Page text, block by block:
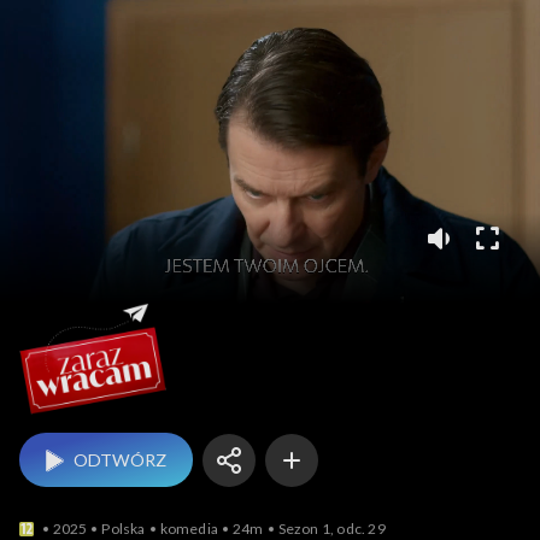
ODTWÓRZ
2025 Polska komedia 24m Sezon 1, odc. 29